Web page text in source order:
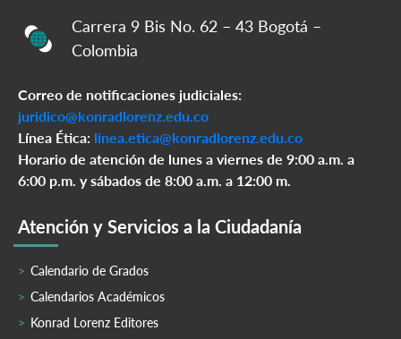
Carrera 9 Bis No. 62 – 43 Bogotá –
Colombia
Correo de notificaciones judiciales:
juridico@konradlorenz.edu.co
Línea Ética: linea.etica@konradlorenz.edu.co
Horario de atención de lunes a viernes de 9:00 a.m. a
6:00 p.m. y sábados de 8:00 a.m. a 12:00 m.
Atención y Servicios a la Ciudadanía
Calendario de Grados
Calendarios Académicos
Konrad Lorenz Editores